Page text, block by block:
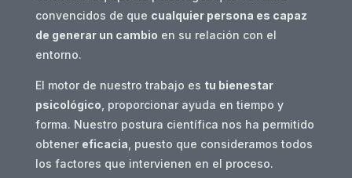
convencidos de que cualquier persona es capaz
de generar un cambio en su relación con el
entorno.
El motor de nuestro trabajo es tu bienestar
psicológico , proporcionar ayuda en tiempo y
forma. Nuestro postura científica nos ha permitido
obtener eficacia , puesto que consideramos todos
los factores que intervienen en el proceso.